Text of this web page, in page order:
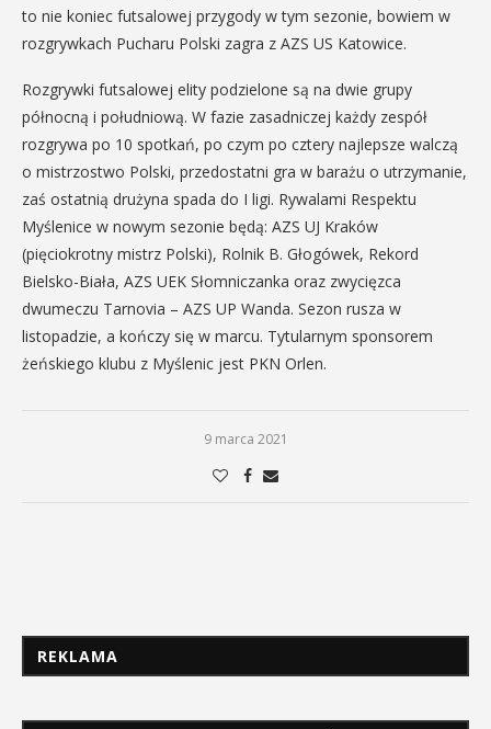
to nie koniec futsalowej przygody w tym sezonie, bowiem w
rozgrywkach Pucharu Polski zagra z AZS US Katowice.
Rozgrywki futsalowej elity podzielone są na dwie grupy
północną i południową. W fazie zasadniczej każdy zespół
rozgrywa po 10 spotkań, po czym po cztery najlepsze walczą
o mistrzostwo Polski, przedostatni gra w barażu o utrzymanie,
zaś ostatnią drużyna spada do I ligi. Rywalami Respektu
Myślenice w nowym sezonie będą: AZS UJ Kraków
(pięciokrotny mistrz Polski), Rolnik B. Głogówek, Rekord
Bielsko-Biała, AZS UEK Słomniczanka oraz zwycięzca
dwumeczu Tarnovia – AZS UP Wanda. Sezon rusza w
listopadzie, a kończy się w marcu. Tytularnym sponsorem
żeńskiego klubu z Myślenic jest PKN Orlen.
9 marca 2021
REKLAMA